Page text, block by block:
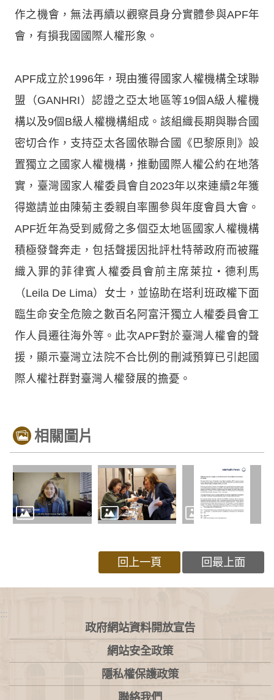
作之機會，無法再續以觀察員身分實體參與APF年
會，有損我國國際人權形象。
APF成立於1996年，現由獲得國家人權機構全球聯
盟（GANHRI）認證之亞太地區等19個A級人權機
構以及9個B級人權機構組成。該組織長期與聯合國
密切合作，支持亞太各國依聯合國《巴黎原則》設
置獨立之國家人權機構，推動國際人權公約在地落
實，臺灣國家人權委員會自2023年以來連續2年獲
得邀請並由陳菊主委親自率團參與年度會員大會。
APF近年為受到威脅之多個亞太地區國家人權機構
積極發聲奔走，包括聲援因批評杜特蒂政府而被羅
織入罪的菲律賓人權委員會前主席萊拉・德利馬
（Leila De Lima）女士，並協助在塔利班政權下面
臨生命安全危險之數百名阿富汗獨立人權委員會工
作人員遷往海外等。此次APF對於臺灣人權會的聲
援，顯示臺灣立法院不合比例的刪減預算已引起國
際人權社群對臺灣人權發展的擔憂。
相關圖片
回上一頁 回最上面
:::
政府網站資料開放宣告
網站安全政策
隱私權保護政策
聯絡我們